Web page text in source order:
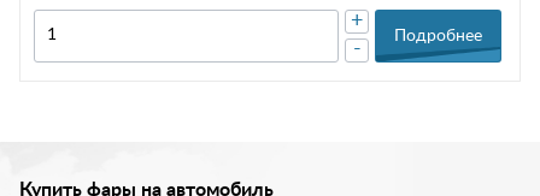
-
+
Подробнее
Купить фары на автомобиль